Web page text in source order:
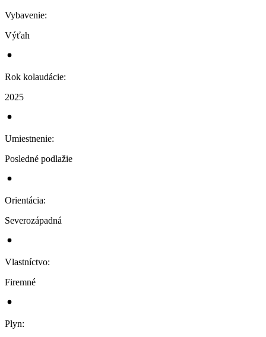
Vybavenie:
Výťah
Rok kolaudácie:
2025
Umiestnenie:
Posledné podlažie
Orientácia:
Severozápadná
Vlastníctvo:
Firemné
Plyn: